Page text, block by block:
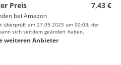
Preis
7,43 €
bei Amazon
überprüft am 27.09.2025 um 00:03; der
sich seitdem geändert haben.
weiteren Anbieter